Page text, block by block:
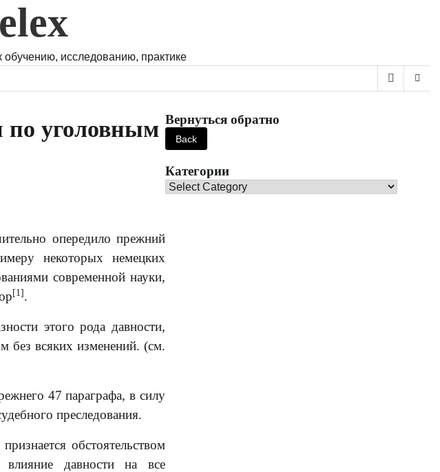
исследованию, практике
по уголовным
опередило прежний
некоторых немецких
современной науки,
[1] .
этого рода давности,
без всяких изменений. (см.
47 параграфа, в силу
преследования.
обстоятельством
давности на все
Вернуться обратно
Категории
Категории